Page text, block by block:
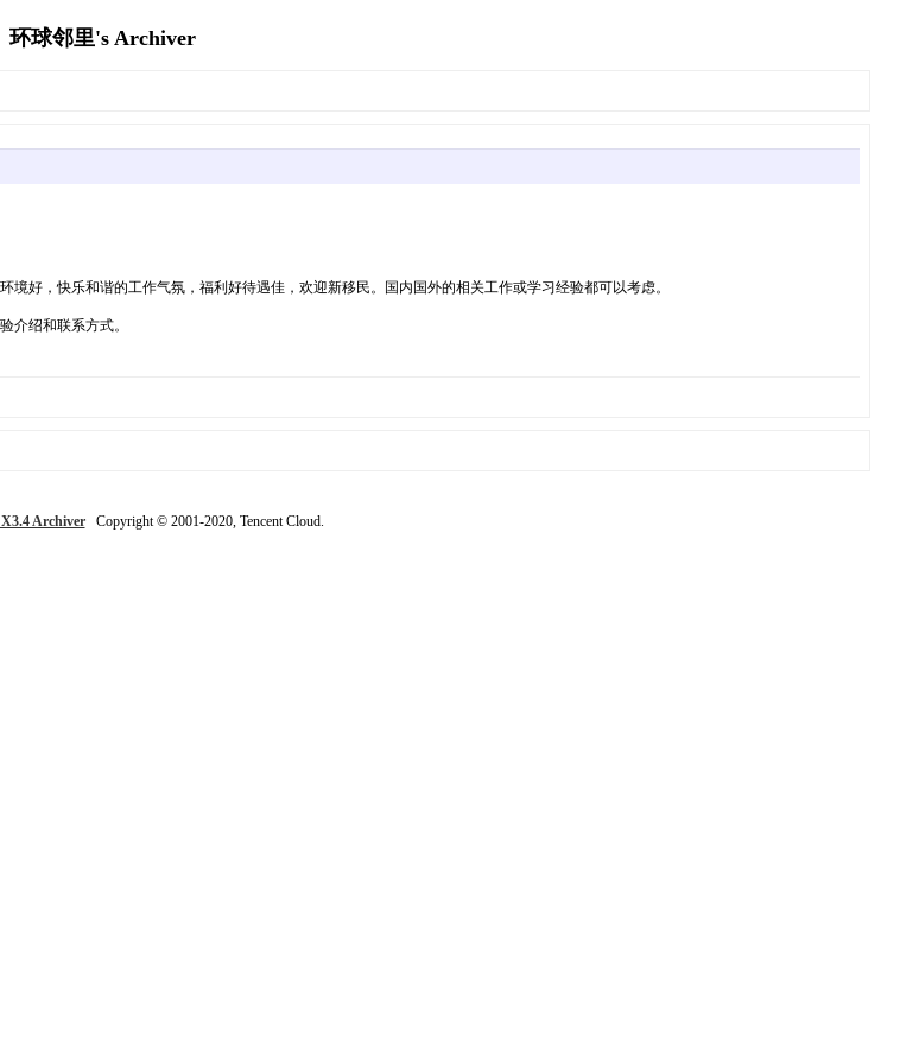
环球邻里's Archiver
好，快乐和谐的工作气氛，福利好待遇佳，欢迎新移民。国内国外的相关工作或学习经验都可以考虑。
介绍和联系方式。
ArchiverCopyright © 2001-2020, Tencent Cloud.